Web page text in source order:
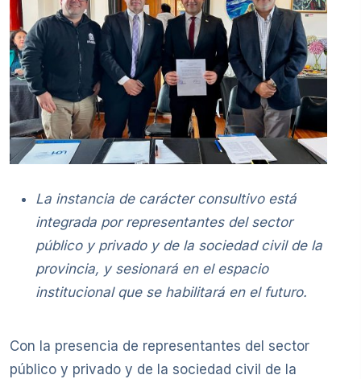
La instancia de carácter consultivo está
integrada por representantes del sector
público y privado y de la sociedad civil de la
provincia, y sesionará en el espacio
institucional que se habilitará en el futuro.
Con la presencia de representantes del sector
público y privado y de la sociedad civil de la